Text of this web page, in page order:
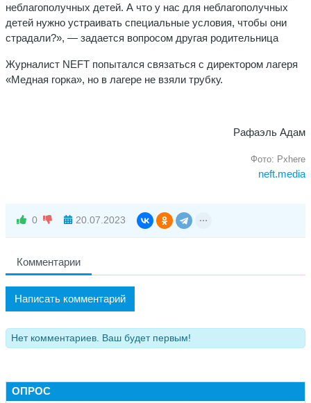
неблагополучных детей. А что у нас для неблагополучных
детей нужно устраивать специальные условия, чтобы они
страдали?», — задается вопросом другая родительница
Журналист NEFT попытался связаться с директором лагеря
«Медная горка», но в лагере не взяли трубку.
Рафаэль Адам
Фото: Pxhere
neft.media
0 20.07.2023
Комментарии
Написать комментарий
Нет комментариев. Ваш будет первым!
ОПРОС